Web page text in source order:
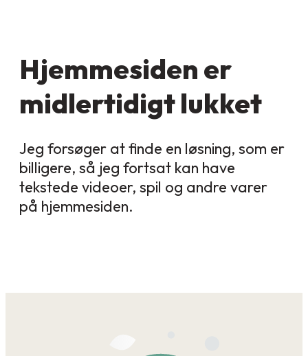
Hjemmesiden er
midlertidigt lukket
Jeg forsøger at finde en løsning, som er
billigere, så jeg fortsat kan have
tekstede videoer, spil og andre varer
på hjemmesiden.